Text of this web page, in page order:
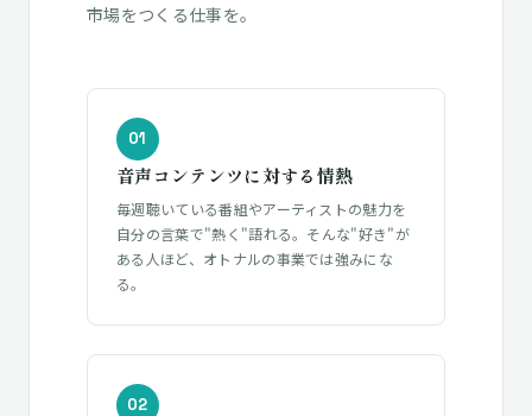
市場をつくる仕事を。
01
音声コンテンツに対する情熱
毎週聴いている番組やアーティストの魅力を
自分の言葉で"熱く"語れる。そんな"好き"が
ある人ほど、オトナルの事業では強みにな
る。
02